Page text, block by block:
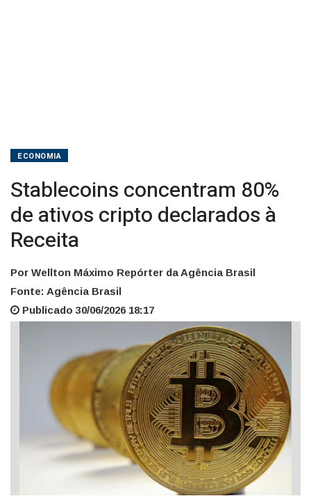
ECONOMIA
Stablecoins concentram 80%
de ativos cripto declarados à
Receita
Por Wellton Máximo Repórter da Agência Brasil
Fonte: Agência Brasil
Publicado 30/06/2026 18:17